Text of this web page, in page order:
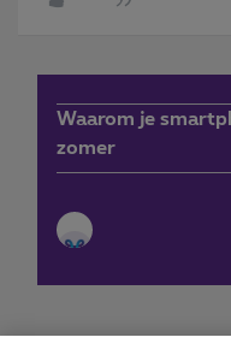
Waarom je
zomer